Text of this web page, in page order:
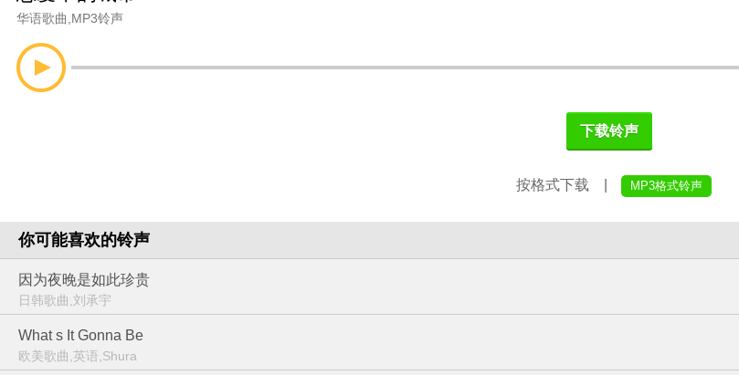
华语歌曲 MP3铃声
下载铃声
按格式下载 | MP3格式铃声
你可能喜欢的铃声
因为夜晚是如此珍贵
日韩歌曲,刘承宇
What s It Gonna Be
欧美歌曲,英语,Shura